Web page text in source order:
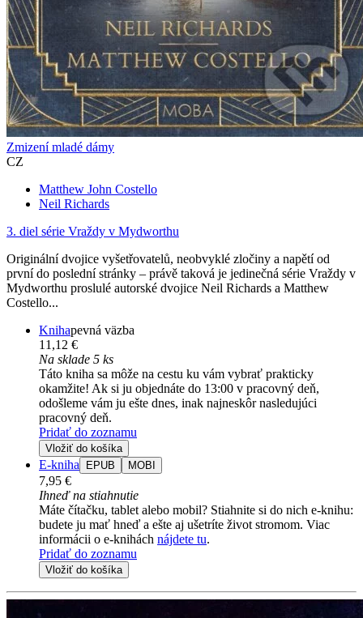
Zmizení mladé dámy
CZ
Matthew John Costello
Neil Richards
3. diel série Vraždy v Mydworthu
Originální dvojice vyšetřovatelů, neobvyklé zločiny a napětí od
první do poslední stránky – právě taková je jedinečná série Vraždy v
Mydworthu proslulé autorské dvojice Neil Richards a Matthew
Costello...
Knihapevná väzba
11,12 €
Na sklade 5 ks
Táto kniha sa môže na cestu ku vám vybrať prakticky
okamžite! Ak si ju objednáte do 13:00 v pracovný deň,
odošleme vám ju ešte dnes, inak najneskôr nasledujúci
pracovný deň.
Pridať do zoznamu
Vložiť do košíka
E-kniha EPUB MOBI
7,95 €
Ihneď na stiahnutie
Máte čítačku, tablet alebo mobil? Stiahnite si do nich e-knihu:
budete ju mať hneď a ešte aj ušetríte život stromom. Viac
informácii o e-knihách nájdete tu.
Pridať do zoznamu
Vložiť do košíka